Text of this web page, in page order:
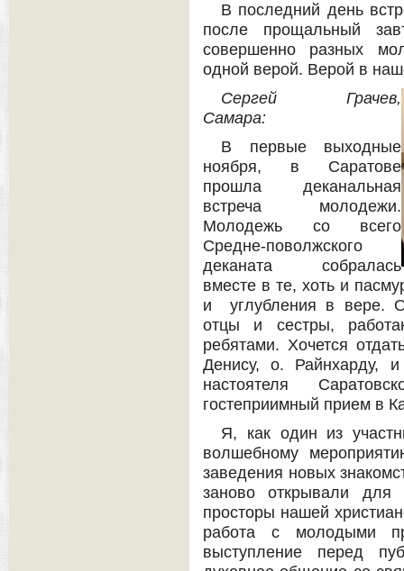
В последний день
после прощальный
совершенно разных
одной верой. Верой в
Сергей Грачев,
Самара:
В первые выходные
ноября, в Саратове
прошла деканальная
встреча молодежи.
Молодежь со всего
Средне-поволжского
деканата собралась
вместе в те, хоть и
и углубления в вере.
отцы и сестры,
ребятами. Хочется
Денису, о. Райнхарду, и
настоятеля
гостеприимный прием в
Я, как один из
волшебному
заведения новых
заново открывали
просторы нашей
работа с молодыми
выступление перед